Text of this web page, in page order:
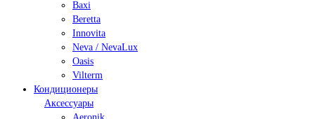
Baxi
Beretta
Innovita
Neva / NevaLux
Oasis
Vilterm
Кондиционеры
Аксессуары